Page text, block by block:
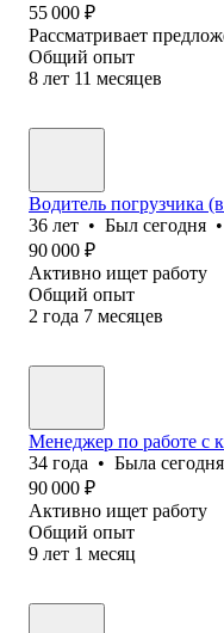
55 000 ₽
Рассматривает
Общий опыт
8 лет 11 месяцев
Водитель погрузчика
36 лет • Был сегодня •
90 000 ₽
Активно ищет работу
Общий опыт
2 года 7 месяцев
Менеджер по работе с
34 года • Была сегодня
90 000 ₽
Активно ищет работу
Общий опыт
9 лет 1 месяц